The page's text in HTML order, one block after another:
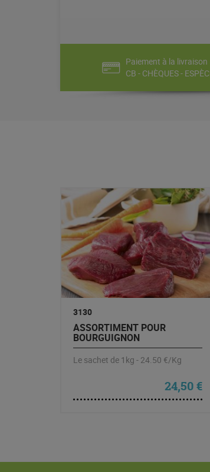
Paiement à la livraison
CB - CHÈQUES -
3130
ASSORTIMENT POUR
BOURGUIGNON
Le sachet de 1kg - 24.50 €/Kg
24,50€